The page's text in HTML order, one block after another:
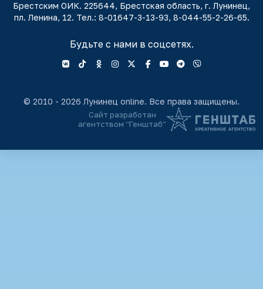
Брестским ОИК. 225644, Брестская область, г. Лунинец,
пл. Ленина, 12. Тел.: 8-01647-3-13-93, 8-044-55-2-26-65.
Будьте с нами в соцсетях.
© 2010 - 2026 Лунинец online. Все права защищены.
Сайт разработан
агентством “Генштаб”